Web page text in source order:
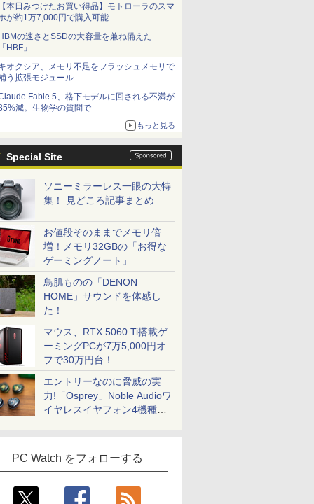
本日みつけたお買い得品】モトローラのスマ
が約1万7,000円で購入可能
の速さとSSDの大容量を兼ね備えた
HBF」
オクシア、メモリ不足をフラッシュメモリで
う拡張モジュール
Fable 5、格下モデルに回される不満が
減。生物学の質問で
もっと見る
Special Site
ソニーミラーレス一眼の大特
集！ 見どころ記事まとめ
お値段そのままでメモリ倍
増！メモリ32GBの「お得な
ゲーミングノート」
鳥肌ものの「DENON
HOME」サウンドを体感し
た！
マウス、RTX 5060 Ti搭載ゲ
ーミングPCが7万5,000円オ
フで30万円台！
エントリーなのに脅威の実
力!「Osprey」Noble Audioワ
イヤレスイヤフォン4機種を
PC Watch をフォローする